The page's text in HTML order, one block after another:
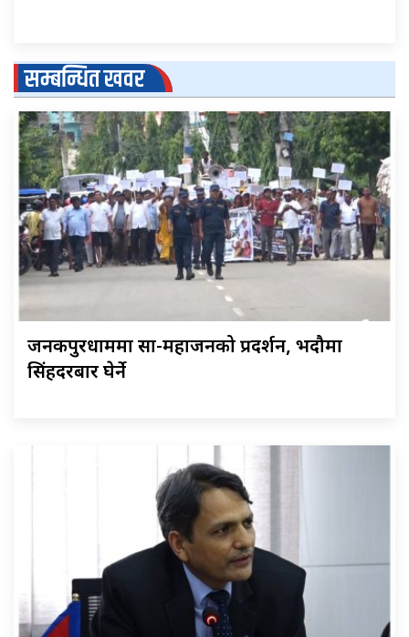
सम्बन्धित खवर
जनकपुरधाममा साहु-महाजनको प्रदर्शन, भदौमा
सिंहदरबार घेर्ने